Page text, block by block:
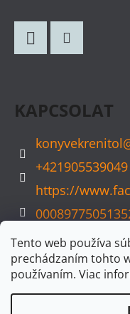
Tento web používa
prechádzaním tohto
používaním. Viac
KAPCSOLAT
konyvekrenitol
+421905539049
https://
konyvvarazs